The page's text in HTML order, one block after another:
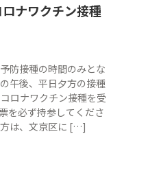
ナワクチン接種
防接種の時間のみとな
午後、平日夕方の接種
ロナワクチン接種を受
を必ず持参してくださ
は、文京区に […]